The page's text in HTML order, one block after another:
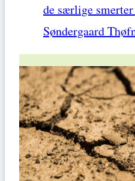
de særlige
Søndergaard